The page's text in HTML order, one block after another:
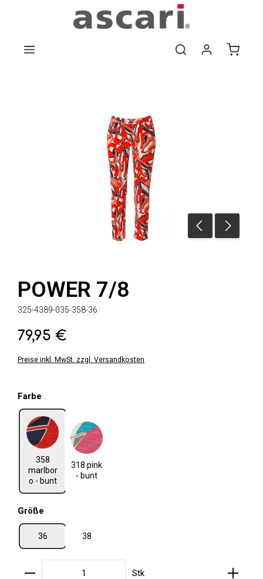
Zum Hauptinhalt springen
POWER 7/8
325-4389-035-358-36
Regulärer Preis:
79,95 €
Preise inkl. MwSt. zzgl. Versandkosten
Farbe
358
marlbor
o - bunt
358 marlboro - bunt
318 pink
- bunt
318 pink - bunt
Größe
36 38
Produkt Anzahl: Gib den gewünschten Wert ein
Stk